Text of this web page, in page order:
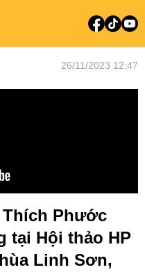
26/11/2023 12:47
Phước
tại Hội thảo HP
Linh Sơn,